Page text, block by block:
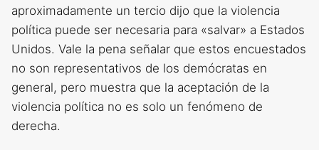
aproximadamente un tercio dijo que la violencia
política puede ser necesaria para «salvar» a Estados
Unidos. Vale la pena señalar que estos encuestados
no son representativos de los demócratas en
general, pero muestra que la aceptación de la
violencia política no es solo un fenómeno de
derecha.